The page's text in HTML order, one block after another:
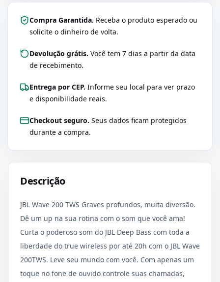
Compra Garantida. Receba o produto esperado ou
solicite o dinheiro de volta.
Devolução grátis. Você tem 7 dias a partir da data
de recebimento.
Entrega por CEP. Informe seu local para ver prazo
e disponibilidade reais.
Checkout seguro. Seus dados ficam protegidos
durante a compra.
Descrição
JBL Wave 200 TWS Graves profundos, muita diversão.
Dê um up na sua rotina com o som que você ama!
Curta o poderoso som do JBL Deep Bass com toda a
liberdade do true wireless por até 20h com o JBL Wave
200TWS. Leve seu mundo com você. Com apenas um
toque no fone de ouvido controle suas chamadas,